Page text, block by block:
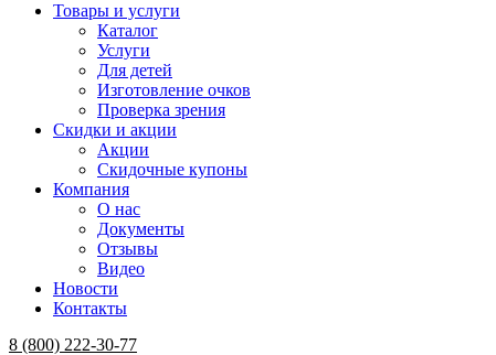
Товары и услуги
Каталог
Услуги
Для детей
Изготовление очков
Проверка зрения
Скидки и акции
Акции
Скидочные купоны
Компания
О нас
Документы
Отзывы
Видео
Новости
Контакты
Menu
8 (800) 222-30-77